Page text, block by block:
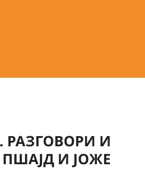
РАЗГОВОРИ И
И ЈОЖЕ